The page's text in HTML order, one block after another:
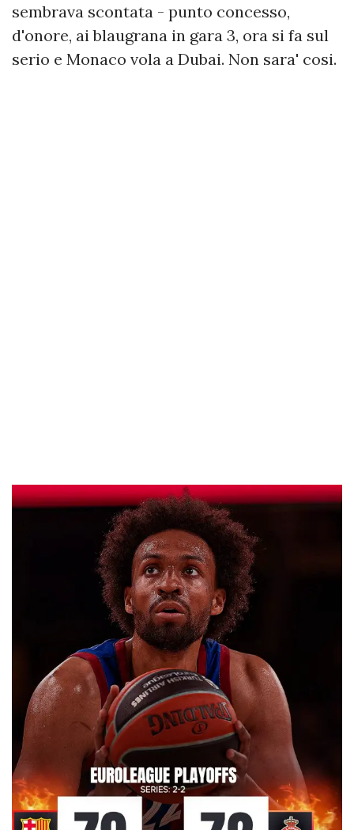
sembrava scontata - punto concesso,
d'onore, ai blaugrana in gara 3, ora si fa sul
serio e Monaco vola a Dubai. Non sara' cosi.